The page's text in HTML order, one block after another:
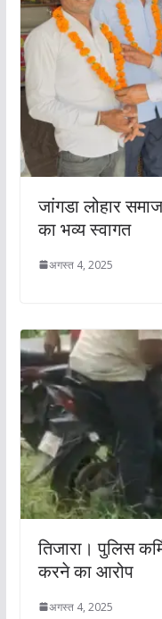
जांगडा लोहार
का भव्य स्वागत
अगस्त 4, 2025
तिजारा। पुलिस
करने का आरोप
अगस्त 4, 2025